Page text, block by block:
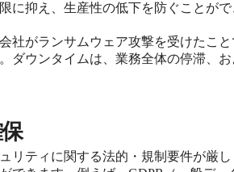
に抑え、生産性の低下を防ぐことがで
社がランサムウェア攻撃を受けたこ
ダウンタイムは、業務全体の停滞、
リティに関する法的・規制要件が厳